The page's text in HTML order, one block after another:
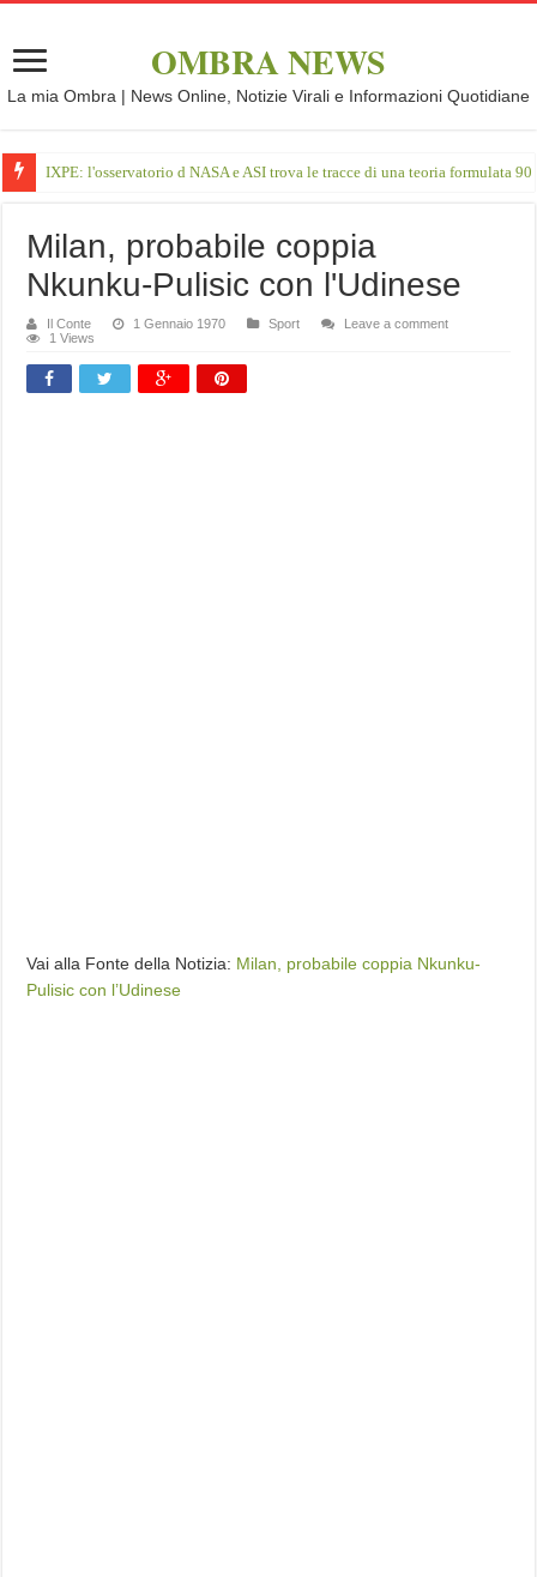
OMBRA NEWS
La mia Ombra | News Online, Notizie Virali e Informazioni Quotidiane
IXPE: l'osservatorio d NASA e ASI trova le tracce di una teoria formulata 90
Milan, probabile coppia
Nkunku-Pulisic con l'Udinese
Il Conte 1 Gennaio 1970 Sport
Leave a comment
1 Views
Vai alla Fonte della Notizia: Milan, probabile coppia Nkunku-
Pulisic con l’Udinese